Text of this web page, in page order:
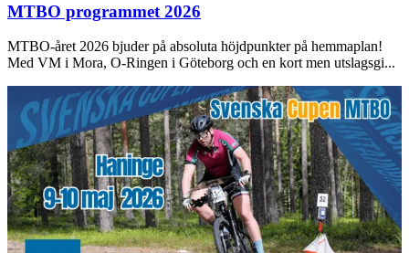
MTBO programmet 2026
MTBO-året 2026 bjuder på absoluta höjdpunkter på hemmaplan!
Med VM i Mora, O-Ringen i Göteborg och en kort men utslagsgi...